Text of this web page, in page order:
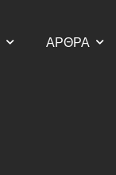
ΑΡΘΡΑ